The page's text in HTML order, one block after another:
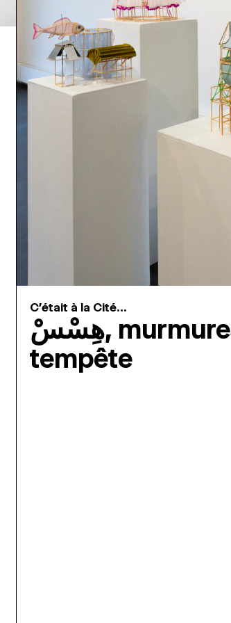
C'était à la Cité...
هِسْسْ, murmures de
tempête